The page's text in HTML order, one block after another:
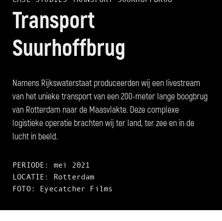
Transport
Suurhoffbrug
Namens Rijkswaterstaat produceerden wij een livestream
van het unieke transport van een 200-meter lange boogbrug
van Rotterdam naar de Maasvlakte. Deze complexe
logistieke operatie brachten wij ter land, ter zee en in de
lucht in beeld.
PERIODE: mei 2021
LOCATIE: Rotterdam
FOTO: Eyecatcher Films